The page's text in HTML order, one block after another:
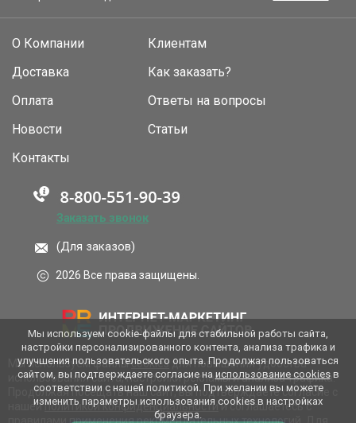
О Компании
Доставка
Оплата
Новости
Клиентам
Как заказать?
Ответы на вопросы
Статьи
Контакты
Заказать звонок
(Для заказов)
2026 Все права защищены.
Мы используем файлыcookies для повышения удобства
использования сайта, настройки рекламы и анализа трафика.
Продолжая посещать наш сайт, вы подтверждаете согласие с
нашейполитикой конфиденциальностии соглашаетесь с
правилами применениярекомендательных технологий
Мы используем cookie-файлы для стабильной работы сайта,
настройки персонализированного контента, анализа трафика и
улучшения пользовательского опыта. Продолжая пользоваться
сайтом, вы подтверждаете согласие на использование cookiesв
соответствии с нашей политикой. При желании вы можете
изменить параметры использования cookies в настройках
браузера.